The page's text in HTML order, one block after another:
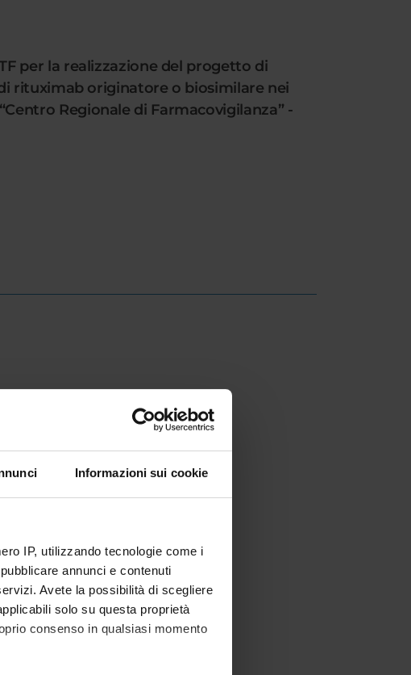
Informazioni sui cookie
IP, utilizzando tecnologie come i
annunci e contenuti
Avete la possibilità di scegliere
solo su questa proprietà
consenso in qualsiasi momento
per la realizzazione del progetto di
rituximab originatore o biosimilare nei
Regionale di Farmacovigilanza” -